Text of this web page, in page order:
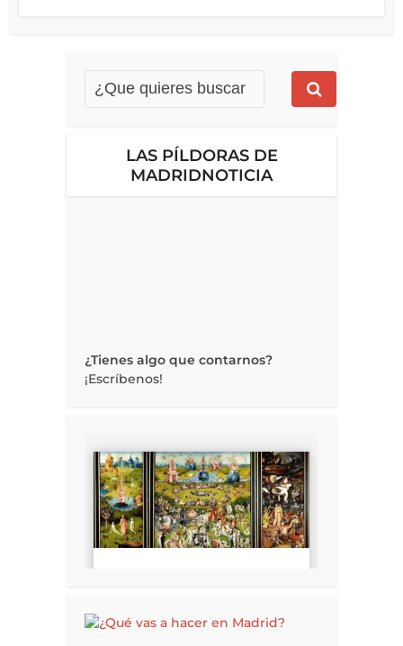
LAS PÍLDORAS DE
MADRIDNOTICIA
¿Tienes algo que contarnos?
¡Escríbenos!